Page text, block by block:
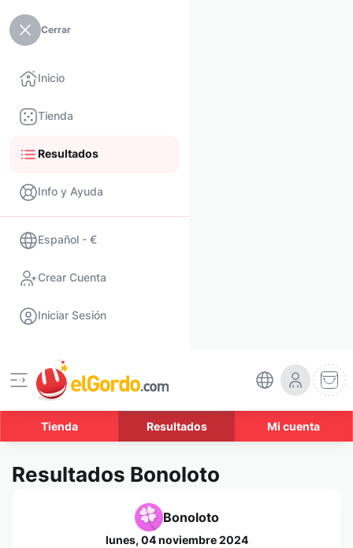
Cerrar
Inicio
Tienda
Resultados
Info y Ayuda
Español - €
Crear Cuenta
Iniciar Sesión
Tienda Resultados Mi cuenta
Resultados Bonoloto
Bonoloto
lunes, 04 noviembre 2024